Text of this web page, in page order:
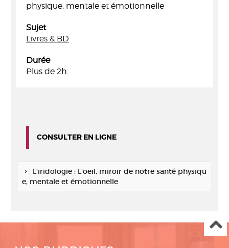
physique, mentale et émotionnelle
Sujet
Livres & BD
Durée
Plus de 2h.
CONSULTER EN LIGNE
L'iridologie : L'oeil, miroir de notre santé physiqu
e, mentale et émotionnelle